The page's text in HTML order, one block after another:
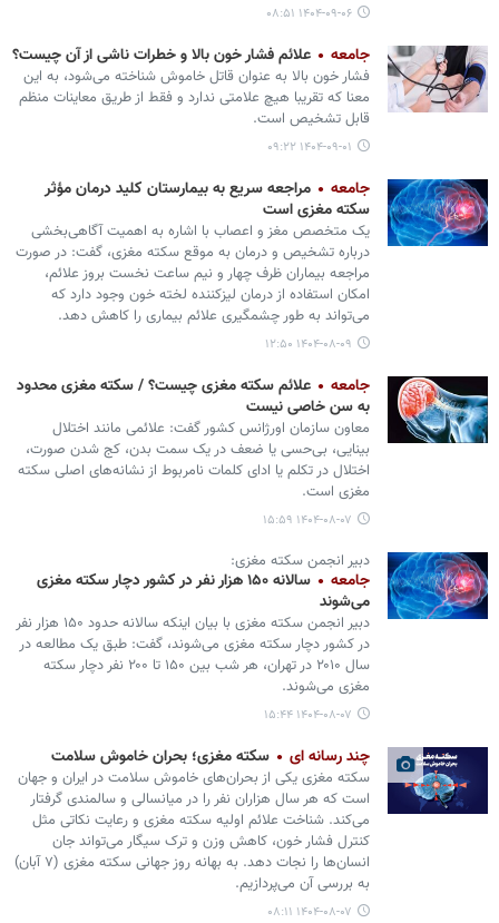
۱۴۰۴-۰۹-۰۶ ۰۸:۵۱
جامعه علائم فشار خون بالا و خطرات ناشی از آن چیست؟
فشار خون بالا به عنوان قاتل خاموش شناخته می‏‌شود، به این
معنا که تقریبا هیچ علامتی ندارد و فقط از طریق معاینات منظم
قابل تشخیص است.
۱۴۰۴-۰۹-۰۱ ۰۹:۲۲
جامعه
مراجعه سریع به بیمارستان کلید درمان مؤثر
سکته مغزی است
یک متخصص مغز و اعصاب با اشاره به اهمیت آگاهی‌بخشی
درباره تشخیص و درمان به موقع سکته مغزی، گفت: در صورت
مراجعه بیماران ظرف چهار و نیم ساعت نخست بروز علائم،
امکان استفاده از درمان لیزکننده لخته خون وجود دارد که
می‌تواند به طور چشمگیری علائم بیماری را کاهش دهد.
۱۴۰۴-۰۸-۰۹ ۱۲:۵۰
جامعه
علائم سکته مغزی چیست؟ / سکته مغزی محدود
به سن خاصی نیست
معاون سازمان اورژانس کشور گفت: علائمی مانند اختلال
بینایی، بی‌حسی یا ضعف در یک سمت بدن، کج شدن صورت،
اختلال در تکلم یا ادای کلمات نامربوط از نشانه‌های اصلی سکته
مغزی است.
۱۴۰۴-۰۸-۰۷ ۱۵:۵۹
دبیر انجمن سکته مغزی:
جامعه
سالانه ۱۵۰ هزار نفر در کشور دچار سکته مغزی
می‌شوند
دبیر انجمن سکته مغزی با بیان اینکه سالانه حدود ۱۵۰ هزار نفر
در کشور دچار سکته مغزی می‌شوند، گفت: طبق یک مطالعه در
سال ۲۰۱۰ در تهران، هر شب بین ۱۵۰ تا ۲۰۰ نفر دچار سکته
مغزی می‌شوند.
۱۴۰۴-۰۸-۰۷ ۱۵:۴۴
چند رسانه ای سکته مغزی؛ بحران خاموش سلامت
سکته مغزی یکی از بحران‌های خاموش سلامت در ایران و جهان
است که هر سال هزاران نفر را در میانسالی و سالمندی گرفتار
می‌کند. شناخت علائم اولیه سکته مغزی و رعایت نکاتی مثل
کنترل فشار خون، کاهش وزن و ترک سیگار می‌تواند جان
انسان‌ها را نجات دهد. به بهانه روز جهانی سکته مغزی (۷ آبان)
به بررسی آن می‌پردازیم.
۱۴۰۴-۰۸-۰۷ ۰۸:۱۱